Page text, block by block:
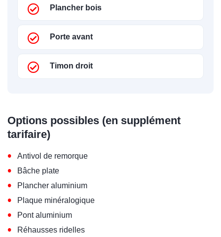
Plancher bois
Porte avant
Timon droit
Options possibles (en supplément
tarifaire)
• Antivol de remorque
• Bâche plate
• Plancher aluminium
• Plaque minéralogique
• Pont aluminium
• Réhausses ridelles